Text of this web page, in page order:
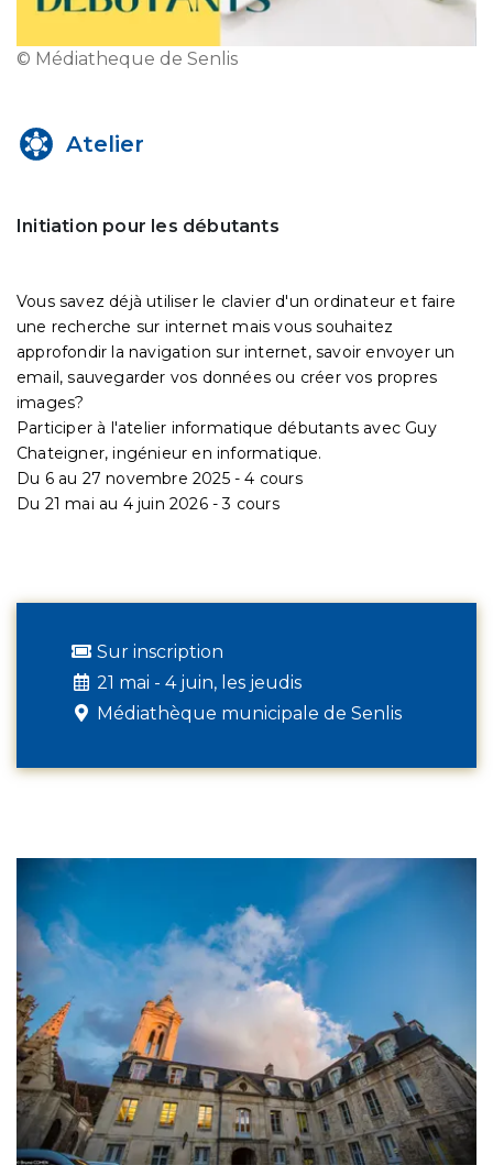
© Médiatheque de Senlis
Atelier
Initiation pour les débutants
Vous savez déjà utiliser le clavier d'un ordinateur et faire
une recherche sur internet mais vous souhaitez
approfondir la navigation sur internet, savoir envoyer un
email, sauvegarder vos données ou créer vos propres
images?
Participer à l'atelier informatique débutants avec Guy
Chateigner, ingénieur en informatique.
Du 6 au 27 novembre 2025 - 4 cours
Du 21 mai au 4 juin 2026 - 3 cours
Sur inscription
21 mai - 4 juin, les jeudis
Médiathèque municipale de Senlis